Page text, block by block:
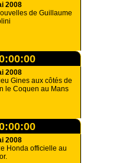
2008
de Guillaume
2008
Gines aux côtés de
le Coquen au Mans
2008
Honda officielle au